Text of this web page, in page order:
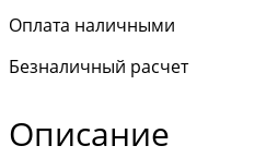
Оплата наличными
Безналичный расчет
Описание